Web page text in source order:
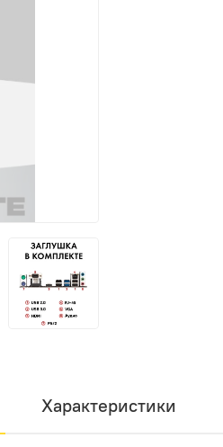
Характеристики